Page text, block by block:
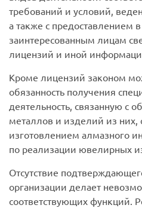
требований и условий,
а также с предоставлением
заинтересованным лицам
лицензий и иной
Кроме лицензий законом
обязанность получения
деятельность, связанную с
металлов и изделий из них,
изготовлением алмазного
по реализации ювелирных
Отсутствие
организации делает
соответствующих функций.